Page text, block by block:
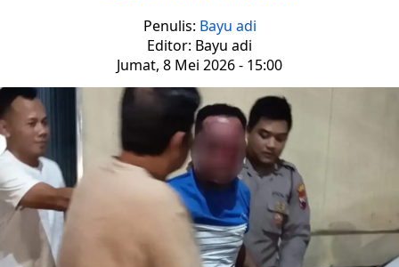
Penulis: Bayu adi
Editor: Bayu adi
Jumat, 8 Mei 2026 - 15:00